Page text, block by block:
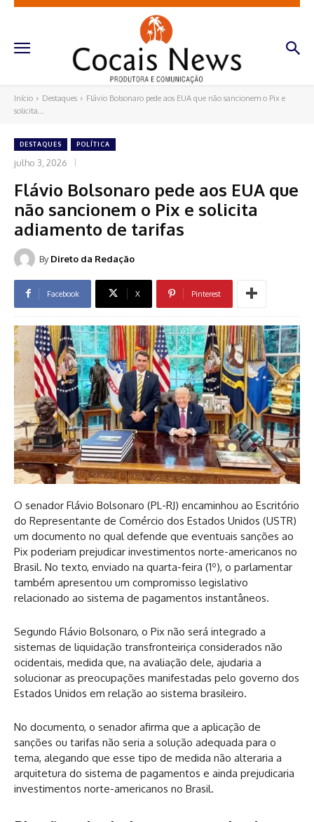
Início Destaques
Flávio Bolsonaro pede aos EUA que não sancionem o Pix e
solicita...
DESTAQUES POLÍTICA
julho 3, 2026
Flávio Bolsonaro pede aos EUA que
não sancionem o Pix e solicita
adiamento de tarifas
By Direto da Redação
Facebook X Pinterest
O senador Flávio Bolsonaro (PL-RJ) encaminhou ao Escritório
do Representante de Comércio dos Estados Unidos (USTR)
um documento no qual defende que eventuais sanções ao
Pix poderiam prejudicar investimentos norte-americanos no
Brasil. No texto, enviado na quarta-feira (1º), o parlamentar
também apresentou um compromisso legislativo
relacionado ao sistema de pagamentos instantâneos.
Segundo Flávio Bolsonaro, o Pix não será integrado a
sistemas de liquidação transfronteiriça considerados não
ocidentais, medida que, na avaliação dele, ajudaria a
solucionar as preocupações manifestadas pelo governo dos
Estados Unidos em relação ao sistema brasileiro.
No documento, o senador afirma que a aplicação de
sanções ou tarifas não seria a solução adequada para o
tema, alegando que esse tipo de medida não alteraria a
arquitetura do sistema de pagamentos e ainda prejudicaria
investimentos norte-americanos no Brasil.